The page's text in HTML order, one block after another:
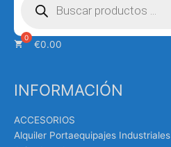
productos
€0.00
INFORMACIÓN
ACCESORIOS
Alquiler Portaequipajes Industriales